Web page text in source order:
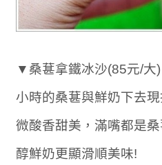
▼桑葚拿鐵冰沙(85元/大
小時的桑葚與鮮奶下去
微酸香甜美，滿嘴都是
醇鮮奶更顯滑順美味!